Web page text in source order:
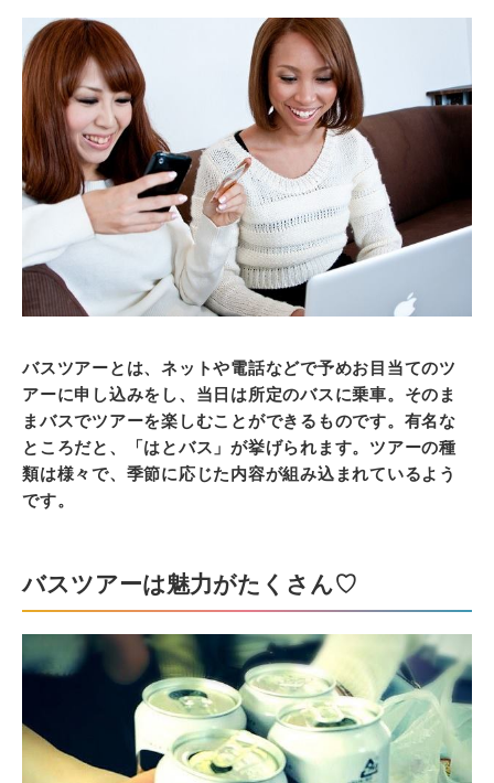
バスツアーとは、ネットや電話などで予めお目当てのツ
アーに申し込みをし、当日は所定のバスに乗車。そのま
まバスでツアーを楽しむことができるものです。有名な
ところだと、「はとバス」が挙げられます。ツアーの種
類は様々で、季節に応じた内容が組み込まれているよう
です。
バスツアーは魅力がたくさん♡